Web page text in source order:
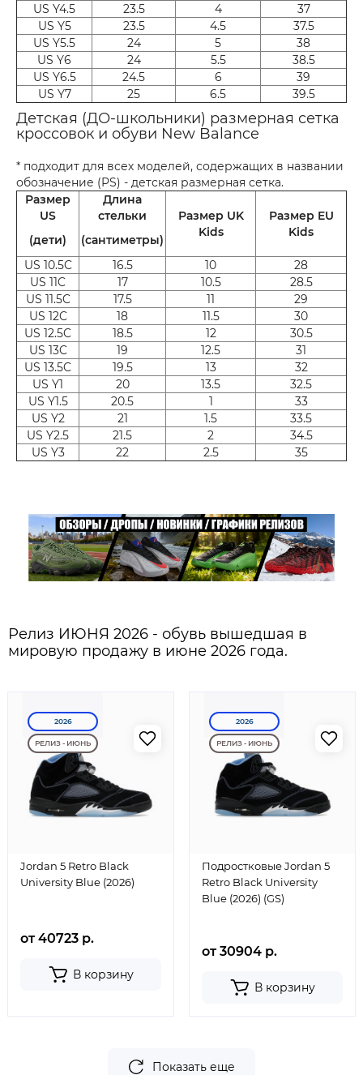
US Y4.5
23.5 4
37
US Y5
23.5 4.5
37.5
US Y5.5
24 5
38
US Y6
24 5.5
38.5
US Y6.5
24.5 6
39
US Y7
25 6.5 39.5
Детская (ДО-школьники) размерная сетка
кроссовок и обуви New Balance
* подходит для всех моделей, содержащих в названии
обозначение (PS) - детская размерная сетка.
Размер
US
(дети)
Длина
стельки
(сантиметры)
Размер UK
Kids
Размер EU
Kids
US 10.5C 16.5 10
28
US 11C
17 10.5
28.5
US 11.5C
17.5 11
29
US 12C
18 11.5
30
US 12.5C
18.5 12
30.5
US 13C
19 12.5
31
US 13.5C
19.5 13
32
US Y1
20 13.5
32.5
US Y1.5
20.5 1
33
US Y2
21 1.5
33.5
US Y2.5
21.5 2
34.5
US Y3
22 2.5 35
Релиз ИЮНЯ 2026 - обувь вышедшая в
мировую продажу в июне 2026 года.
2026
РЕЛИЗ - ИЮНЬ
Jordan 5 Retro Black
University Blue (2026)
от 40723 р.
В корзину
2026
РЕЛИЗ - ИЮНЬ
Подростковые Jordan 5
Retro Black University
Blue (2026) (GS)
от 30904 р.
В корзину
Показать еще